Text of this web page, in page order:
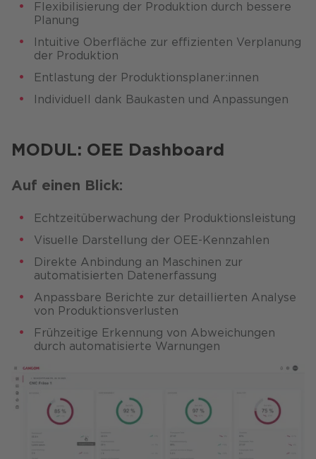
Flexibilisierung der Produktion durch bessere
Planung​
Intuitive Oberfläche zur effizienten Verplanung
der Produktion​
Entlastung der Produktionsplaner:innen​
Individuell dank Baukasten und Anpassungen​
MODUL: OEE Dashboard
Auf einen Blick:
Echtzeitüberwachung der Produktionsleistung​
Visuelle Darstellung der OEE-Kennzahlen​
Direkte Anbindung an Maschinen zur
automatisierten Datenerfassung​
Anpassbare Berichte zur detaillierten Analyse
von Produktionsverlusten​
Frühzeitige Erkennung von Abweichungen
durch automatisierte Warnungen​